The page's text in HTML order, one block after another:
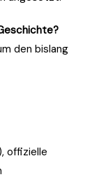
den bislang
offizielle